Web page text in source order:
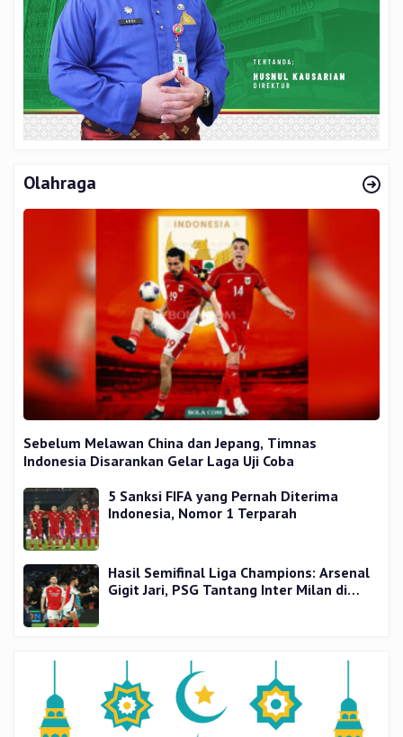
Olahraga
Sebelum Melawan China dan Jepang, Timnas
Indonesia Disarankan Gelar Laga Uji Coba
5 Sanksi FIFA yang Pernah Diterima
Indonesia, Nomor 1 Terparah
Hasil Semifinal Liga Champions: Arsenal
Gigit Jari, PSG Tantang Inter Milan di